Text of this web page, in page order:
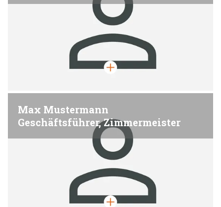
Max Mustermann
Geschäftsführer, Zimmermeister